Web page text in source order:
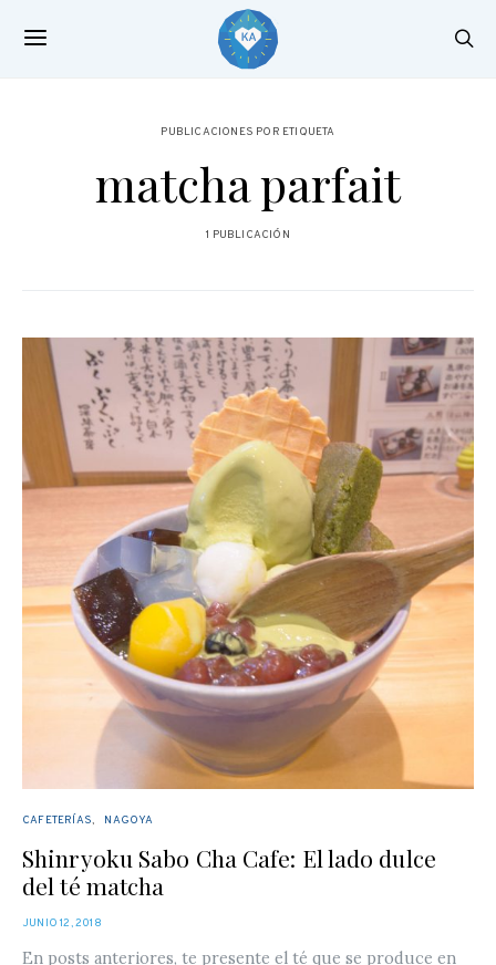
PUBLICACIONES POR ETIQUETA
matcha parfait
1 PUBLICACIÓN
CAFETERÍAS NAGOYA
Shinryoku Sabo Cha Cafe: El lado dulce
del té matcha
POSTED
JUNIO 12, 2018
En posts anteriores, te presente el té que se produce en